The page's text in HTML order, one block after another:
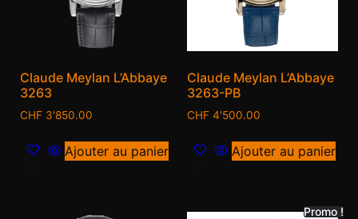
Claude Meylan L’Abbaye
3263
CHF 3'850.00
Ajouter au panier
Claude Meylan L’Abbaye
3263-PB
CHF 4'500.00
Ajouter au panier
Promo !